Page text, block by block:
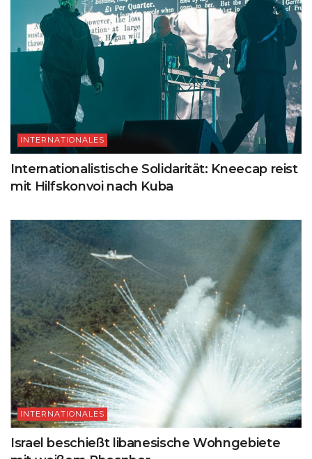
INTERNATIONALES
Internationalistische Solidarität: Kneecap reist
mit Hilfskonvoi nach Kuba
INTERNATIONALES
Israel beschießt libanesische Wohngebiete